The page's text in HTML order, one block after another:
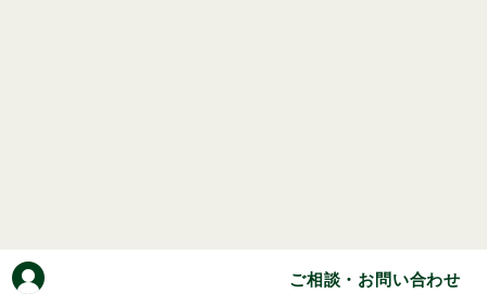
ご相談・お問い合わせ